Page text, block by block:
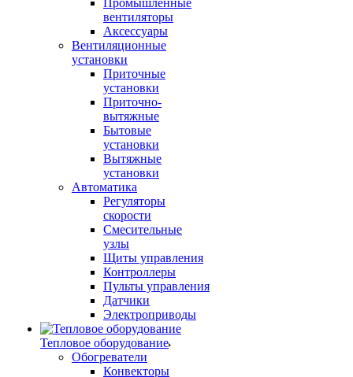
Промышленные
вентиляторы
Аксессуары
Вентиляционные
установки
Приточные
установки
Приточно-
вытяжные
Бытовые
установки
Вытяжные
установки
Автоматика
Регуляторы
скорости
Смесительные
узлы
Щиты управления
Контроллеры
Пульты управления
Датчики
Электроприводы
Тепловое оборудование
Обогреватели
Конвекторы